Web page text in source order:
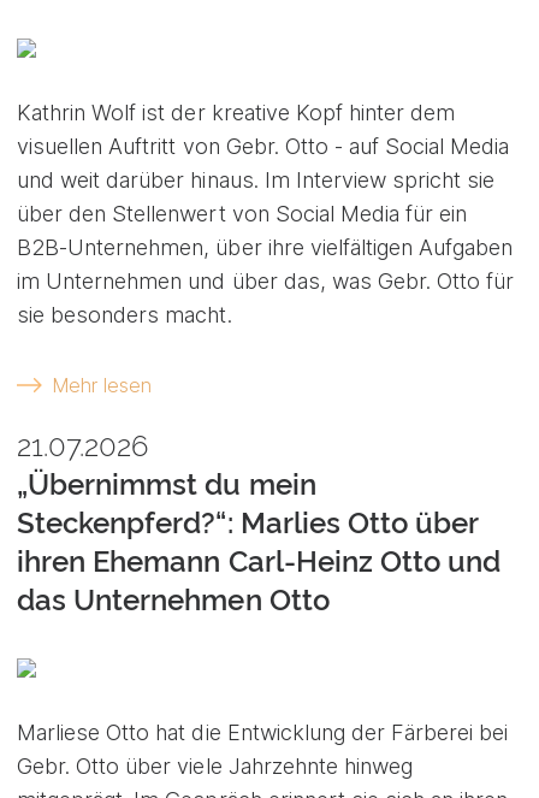
Kathrin Wolf ist der kreative Kopf hinter dem
visuellen Auftritt von Gebr. Otto - auf Social Media
und weit darüber hinaus. Im Interview spricht sie
über den Stellenwert von Social Media für ein
B2B-Unternehmen, über ihre vielfältigen Aufgaben
im Unternehmen und über das, was Gebr. Otto für
sie besonders macht.
Mehr lesen
21.07.2026
„Übernimmst du mein
Steckenpferd?“: Marlies Otto über
ihren Ehemann Carl-Heinz Otto und
das Unternehmen Otto
Marliese Otto hat die Entwicklung der Färberei bei
Gebr. Otto über viele Jahrzehnte hinweg